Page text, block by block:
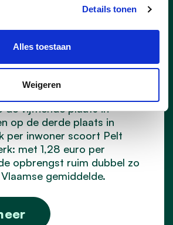
Details tonen
Alles toestaan
Weigeren
in Vlaamse top-
Pelt 44 425 euro op
de vijftiende plaats in
op de derde plaats in
per inwoner scoort Pelt
met 1,28 euro per
opbrengst ruim dubbel zo
gemiddelde.